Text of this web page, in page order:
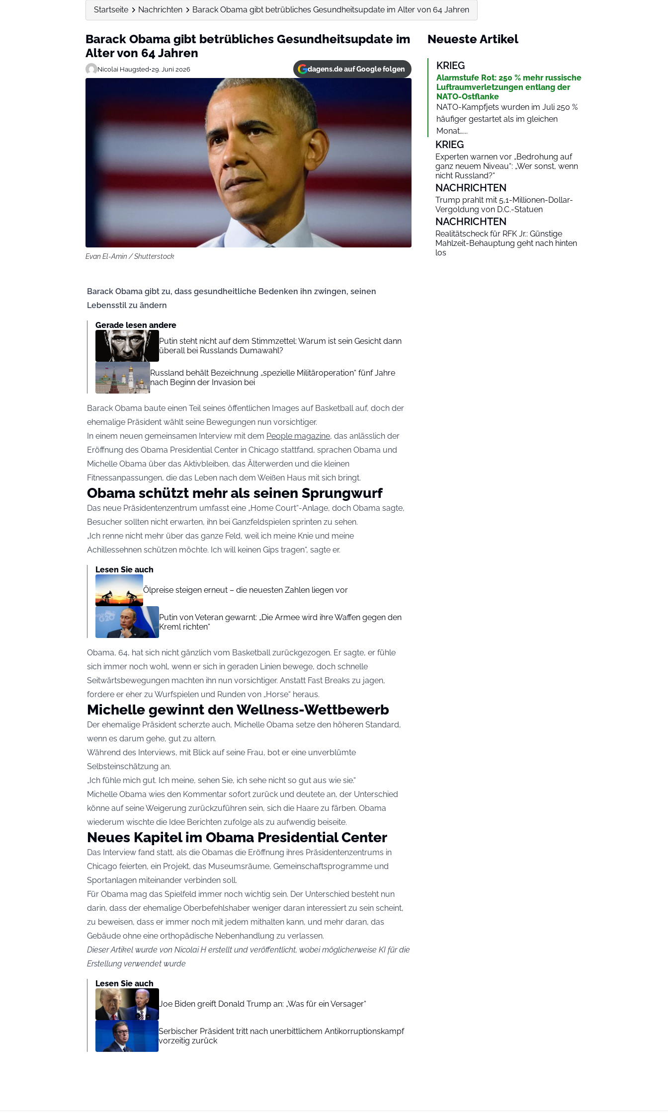
Startseite Nachrichten Barack Obama gibt betrübliches Gesundheitsupdate im Alter von 64 Jahren
Barack Obama gibt betrübliches Gesundheitsupdate im
Alter von 64 Jahren
Nicolai Haugsted•29. Juni 2026 dagens.de auf Google folgen
Evan El-Amin / Shutterstock
Barack Obama gibt zu, dass gesundheitliche Bedenken ihn zwingen, seinen
Lebensstil zu ändern
Gerade lesen andere
Putin steht nicht auf dem Stimmzettel: Warum ist sein Gesicht dann
überall bei Russlands Dumawahl?
Russland behält Bezeichnung „spezielle Militäroperation“ fünf Jahre
nach Beginn der Invasion bei
Barack Obama baute einen Teil seines öffentlichen Images auf Basketball auf, doch der
ehemalige Präsident wählt seine Bewegungen nun vorsichtiger.
In einem neuen gemeinsamen Interview mit dem People magazine, das anlässlich der
Eröffnung des Obama Presidential Center in Chicago stattfand, sprachen Obama und
Michelle Obama über das Aktivbleiben, das Älterwerden und die kleinen
Fitnessanpassungen, die das Leben nach dem Weißen Haus mit sich bringt.
Obama schützt mehr als seinen Sprungwurf
Das neue Präsidentenzentrum umfasst eine „Home Court“-Anlage, doch Obama sagte,
Besucher sollten nicht erwarten, ihn bei Ganzfeldspielen sprinten zu sehen.
„Ich renne nicht mehr über das ganze Feld, weil ich meine Knie und meine
Achillessehnen schützen möchte. Ich will keinen Gips tragen“, sagte er.
Lesen Sie auch
Ölpreise steigen erneut – die neuesten Zahlen liegen vor
Putin von Veteran gewarnt: „Die Armee wird ihre Waffen gegen den
Kreml richten“
Obama, 64, hat sich nicht gänzlich vom Basketball zurückgezogen. Er sagte, er fühle
sich immer noch wohl, wenn er sich in geraden Linien bewege, doch schnelle
Seitwärtsbewegungen machten ihn nun vorsichtiger. Anstatt Fast Breaks zu jagen,
fordere er eher zu Wurfspielen und Runden von „Horse“ heraus.
Michelle gewinnt den Wellness-Wettbewerb
Der ehemalige Präsident scherzte auch, Michelle Obama setze den höheren Standard,
wenn es darum gehe, gut zu altern.
Während des Interviews, mit Blick auf seine Frau, bot er eine unverblümte
Selbsteinschätzung an.
„Ich fühle mich gut. Ich meine, sehen Sie, ich sehe nicht so gut aus wie sie.“
Michelle Obama wies den Kommentar sofort zurück und deutete an, der Unterschied
könne auf seine Weigerung zurückzuführen sein, sich die Haare zu färben. Obama
wiederum wischte die Idee Berichten zufolge als zu aufwendig beiseite.
Neues Kapitel im Obama Presidential Center
Das Interview fand statt, als die Obamas die Eröffnung ihres Präsidentenzentrums in
Chicago feierten, ein Projekt, das Museumsräume, Gemeinschaftsprogramme und
Sportanlagen miteinander verbinden soll.
Für Obama mag das Spielfeld immer noch wichtig sein. Der Unterschied besteht nun
darin, dass der ehemalige Oberbefehlshaber weniger daran interessiert zu sein scheint,
zu beweisen, dass er immer noch mit jedem mithalten kann, und mehr daran, das
Gebäude ohne eine orthopädische Nebenhandlung zu verlassen.
Dieser Artikel wurde von Nicolai H erstellt und veröffentlicht, wobei möglicherweise KI für die
Erstellung verwendet wurde
Lesen Sie auch
Joe Biden greift Donald Trump an: „Was für ein Versager“
Serbischer Präsident tritt nach unerbittlichem Antikorruptionskampf
vorzeitig zurück
Neueste Artikel
KRIEG
Alarmstufe Rot: 250 % mehr russische
Luftraumverletzungen entlang der
NATO-Ostflanke
NATO-Kampfjets wurden im Juli 250 %
häufiger gestartet als im gleichen
Monat…...
KRIEG
Experten warnen vor „Bedrohung auf
ganz neuem Niveau“: „Wer sonst, wenn
nicht Russland?“
NACHRICHTEN
Trump prahlt mit 5,1-Millionen-Dollar-
Vergoldung von D.C.-Statuen
NACHRICHTEN
Realitätscheck für RFK Jr.: Günstige
Mahlzeit-Behauptung geht nach hinten
los